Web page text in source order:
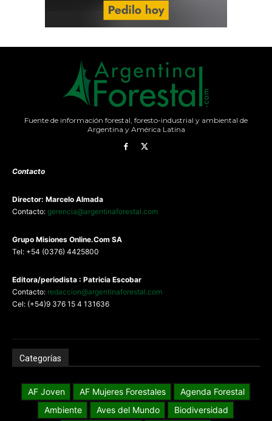
Fuente de información forestal, foresto-industrial y ambiental de
Argentina y América Latina
Contacto
Director: Marcelo Almada
Contacto: gerencia@argentinaforestal.com
Grupo Misiones Online.Com SA
Tel: +54 (0376) 4425800
Editora/periodista : Patricia Escobar
Contacto: redaccion@argentinaforestal.com
Cel: (+54)9 376 15 4 131636
Categorías
AF Joven AF Mujeres Forestales
Agenda Forestal
Ambiente
Aves del Mundo
Biodiversidad